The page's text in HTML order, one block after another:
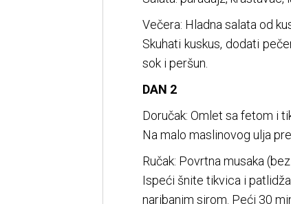
Večera: Hladna salata od
Skuhati kuskus, dodati
sok i peršun.
DAN 2
Doručak: Omlet sa fetom i
Na malo maslinovog ulja
Ručak: Povrtna musaka
Ispeći šnite tikvica i
naribanim sirom. Peći 30